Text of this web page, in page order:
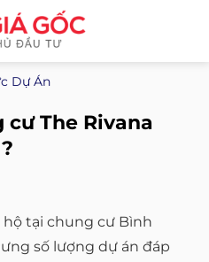
Dự Án
The Rivana
tại chung cư Bình
số lượng dự án đáp